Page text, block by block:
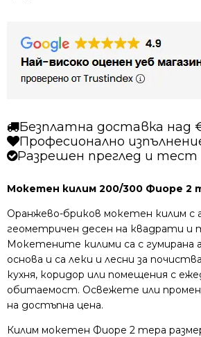
Безплатна доставка над
Професионално
Разрешен преглед и тест
Мокетен килим 200/300 Фиоре 2
Оранжево-бриков мокетен килим
геометричен десен на квадрати и
Мокетените килими са с гумирана
основа и са леки и лесни за
кухня, коридор или помещения с
обитаемост. Освежете или
на достъпна цена.
Килим мокетен Фиоре 2 тера